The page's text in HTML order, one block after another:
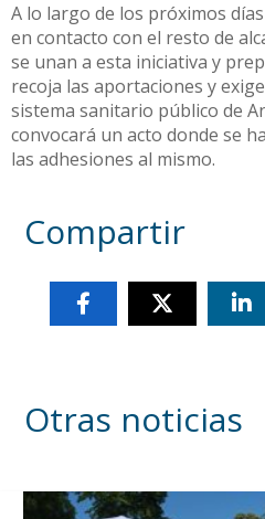
A lo largo de los próximos
en contacto con el resto de
se unan a esta iniciativa y
recoja las aportaciones y
sistema sanitario público de
convocará un acto donde se
las adhesiones al mismo.
Compartir
Otras noticias